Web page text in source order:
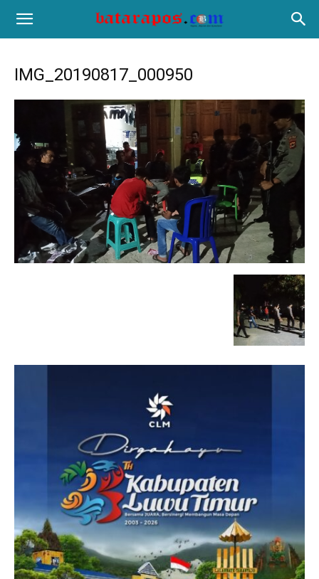
IMG_20190817_000950